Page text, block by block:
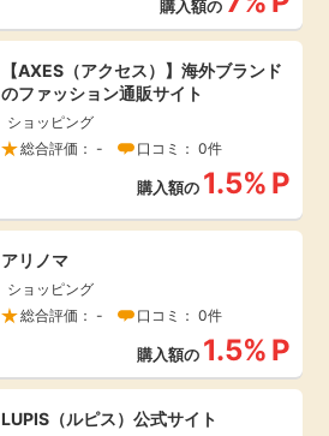
購入額の
【AXES（アクセス）】海外ブランド
のファッション通販サイト
ショッピング
総合評価： -
口コミ： 0件
購入額の 1.5% P
アリノマ
ショッピング
総合評価： -
口コミ： 0件
購入額の 1.5% P
LUPIS（ルピス）公式サイト